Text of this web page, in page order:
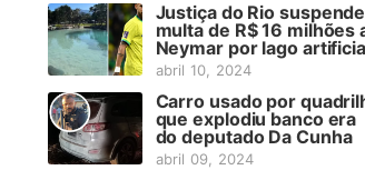
Justiça do Rio suspende
multa de R$ 16 milhões
Neymar por lago
abril 10, 2024
Carro usado por
que explodiu banco era
do deputado Da Cunha
abril 09, 2024